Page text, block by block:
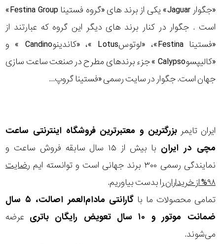
«جگوار Jaguar» یکی از برند های «گروه فستینا Festina Group»
است . جگوار در کنار برند های دیگر این گروه که عبارتند از
«فستینا Festina»، «لوتوسLotus »، «کاندینوCandino » و
«کالیپسوCalypso » جزء برندهای مطرح در صنعت ساعت سازی
جهان است. جگوار در سایت رسمی «فستینا گروپ...
ایران تایمر بزرگترین و معتبرترین فروشگاه اینترنتی ساعت
مچی در ایران
با بیش از ۱۵ سال سابقه فروش ساعت و
نمایندگی رسمی ۳۰۰ برند جهانی است و توانسته ایم
رضایت
۹۸% از خریداران
را بدست بیاوریم.
تمامی محصولات ما با
گارانتی مادام‌العمر اصالت، ۵ سال
ضمانت موتور و ۱۰ سال تعویض رایگان باتری
عرضه
می‌شوند.